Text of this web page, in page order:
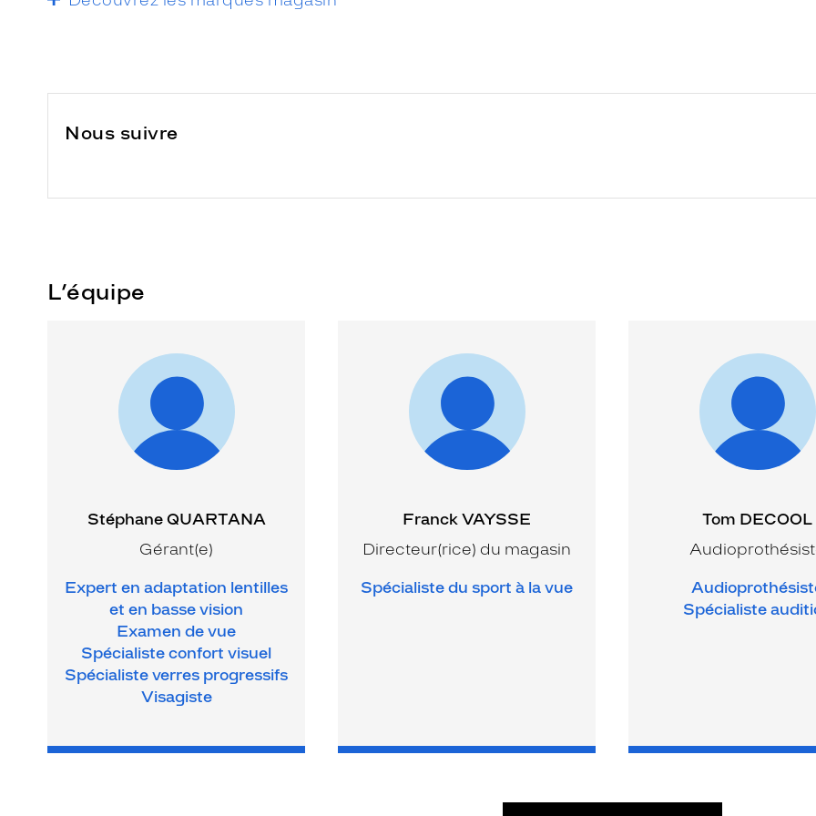
Nous suivre
L’équipe
Stéphane QUARTANA
Gérant(e)
Expert en adaptation lentilles
et en basse vision
Examen de vue
Spécialiste confort visuel
Spécialiste verres progressifs
Visagiste
Franck VAYSSE
Directeur(rice) du magasin
Spécialiste du sport à la vue
Tom DECOOL
Spécialiste